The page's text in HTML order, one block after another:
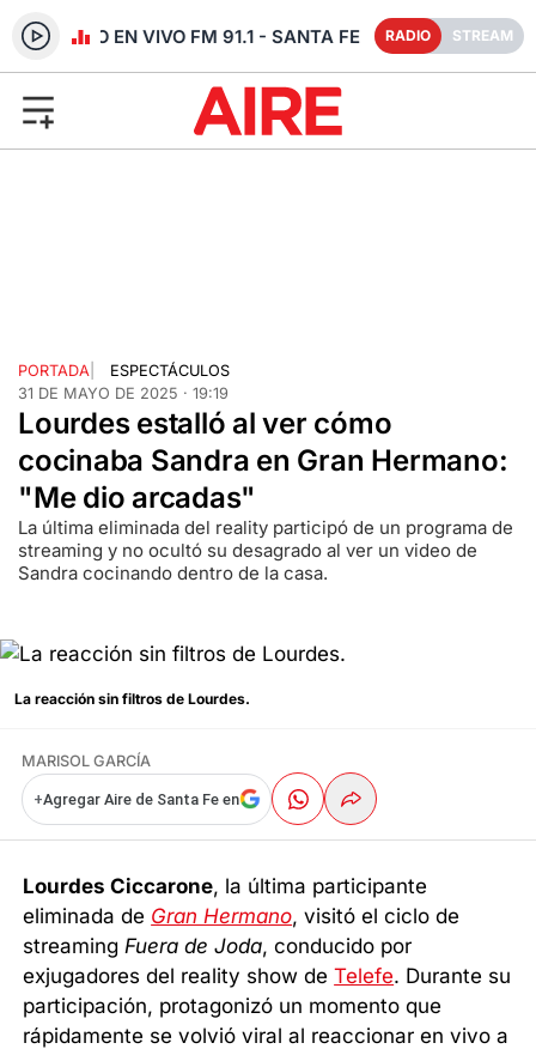
RADIO EN VIVO FM 91.1 - SANTA FE RADIO STREAM
PORTADA
ESPECTÁCULOS
31 DE MAYO DE 2025 · 19:19
Lourdes estalló al ver cómo
cocinaba Sandra en Gran Hermano:
"Me dio arcadas"
La última eliminada del reality participó de un programa de
streaming y no ocultó su desagrado al ver un video de
Sandra cocinando dentro de la casa.
La reacción sin filtros de Lourdes.
MARISOL GARCÍA
+Agregar Aire de Santa Fe en
Lourdes Ciccarone, la última participante
eliminada de Gran Hermano, visitó el ciclo de
streaming Fuera de Joda, conducido por
exjugadores del reality show deTelefe. Durante su
participación, protagonizó un momento que
rápidamente se volvió viral al reaccionar en vivo a